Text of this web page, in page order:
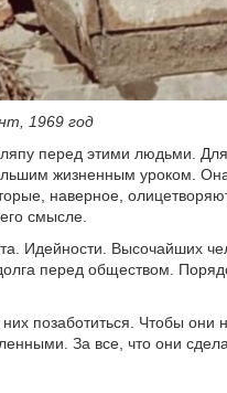
год
перед этими людьми.
жизненным уроком. Она
наверное, олицетворяют
смысле.
Идейности. Высочайших
перед обществом.
позаботиться. Чтобы они
За все, что они